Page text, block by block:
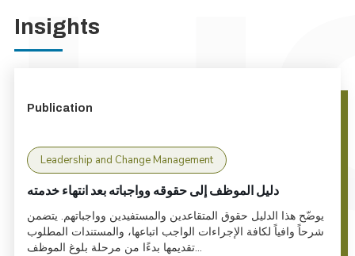
Insights
Publication
Leadership and Change Management
دليل الموظف إلى حقوقه وواجباته بعد انتهاء خدمته
يوضّح هذا الدليل حقوق المتقاعدين والمستفيدين وواجباتهم. يتضمن
شرحاً وافياً لكافة الإجراءات الواجب اتباعها، والمستندات المطلوب
تقديمها بدءًا من مرحلة بلوغ الموظف...